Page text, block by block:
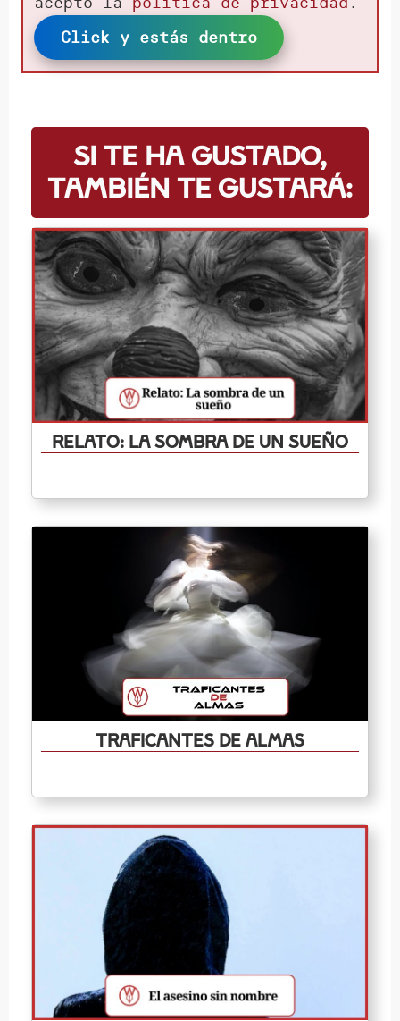
Click y estás dentro
Si te ha gustado,
también te gustará:
Relato: La Sombra de un Sueño
Traficantes de almas